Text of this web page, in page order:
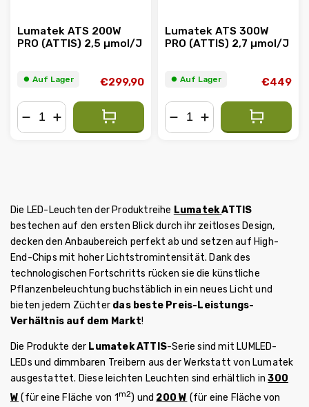
Lumatek ATS 200W
PRO (ATTIS) 2,5 µmol/J
⏺︎ Auf Lager €299,90
Lumatek ATS 300W
PRO (ATTIS) 2,7 µmol/J
⏺︎ Auf Lager €449
Die LED-Leuchten der Produktreihe LumatekATTIS
bestechen auf den ersten Blick durch ihr zeitloses Design,
decken den Anbaubereich perfekt ab und setzen auf High-
End-Chips mit hoher Lichtstromintensität. Dank des
technologischen Fortschritts rücken sie die künstliche
Pflanzenbeleuchtung buchstäblich in ein neues Licht und
bieten jedem Züchter das beste Preis-Leistungs-
Verhältnis auf dem Markt!
Die Produkte der Lumatek ATTIS-Serie sind mit LUMLED-
LEDs und dimmbaren Treibern aus der Werkstatt von Lumatek
ausgestattet. Diese leichten Leuchten sind erhältlich in300
W (für eine Fläche von 1m2) und 200 W (für eine Fläche von